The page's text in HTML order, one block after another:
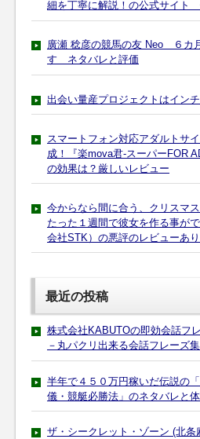
細を丁寧に解説！の公式サイト
廣瀬 稔彦の競馬の友 Neo ６
す ネタバレと評価
出会い量産プロジェクトはイン
スマートフォン対応アダルトサ
成！『楽mova君-スーパーFOR
の効果は？厳しいレビュー
今からなら間に合う、クリスマ
たった１週間で彼女を作る事が
会社STK）の悪評のレビューあり
最近の投稿
株式会社KABUTOの即効会話フ
－丸パクリ出来る会話フレーズ
半年で４５０万円稼いだ伝説の
儀・競艇必勝法」のネタバレと
ザ・シークレット・ゾーン (北